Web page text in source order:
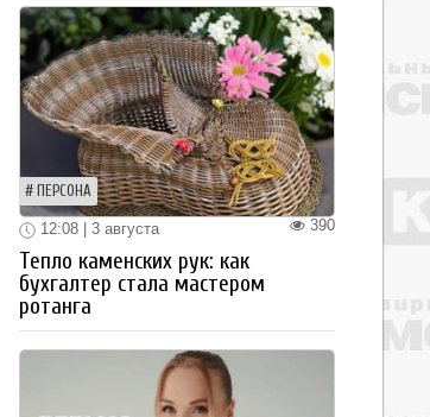
ПЕРСОНА
390
12:08 | 3 августа
Тепло каменских рук: как
бухгалтер стала мастером
ротанга